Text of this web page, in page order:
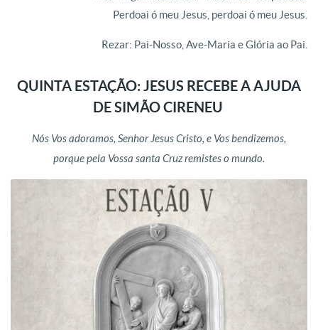
Perdoai ó meu Jesus, perdoai ó meu Jesus.
Rezar: Pai-Nosso, Ave-Maria e Glória ao Pai.
QUINTA ESTAÇÃO: JESUS RECEBE A AJUDA
DE SIMÃO CIRENEU
Nós Vos adoramos, Senhor Jesus Cristo, e Vos bendizemos,
porque pela Vossa santa Cruz remistes o mundo.